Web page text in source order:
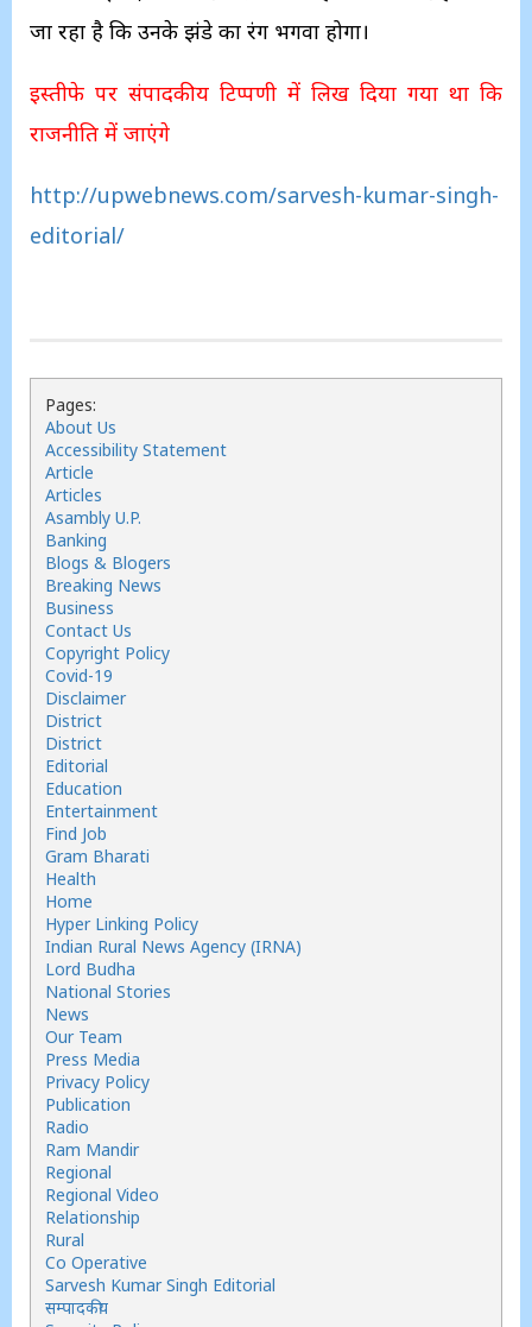
जा रहा है कि उनके झंडे का रंग भगवा होगा।
इस्तीफे पर संपादकीय टिप्पणी में लिख दिया गया था कि
राजनीति में जाएंगे
http://upwebnews.com/sarvesh-kumar-singh-
editorial/
Pages:
About Us
Accessibility Statement
Article
Articles
Asambly U.P.
Banking
Blogs & Blogers
Breaking News
Business
Contact Us
Copyright Policy
Covid-19
Disclaimer
District
District
Editorial
Education
Entertainment
Find Job
Gram Bharati
Health
Home
Hyper Linking Policy
Indian Rural News Agency (IRNA)
Lord Budha
National Stories
News
Our Team
Press Media
Privacy Policy
Publication
Radio
Ram Mandir
Regional
Regional Video
Relationship
Rural
Co Operative
Sarvesh Kumar Singh Editorial
सम्पादकीय